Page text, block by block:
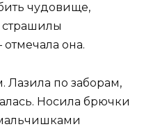
чудовище,
страшилы
она.
Лазила по заборам,
Носила брючки